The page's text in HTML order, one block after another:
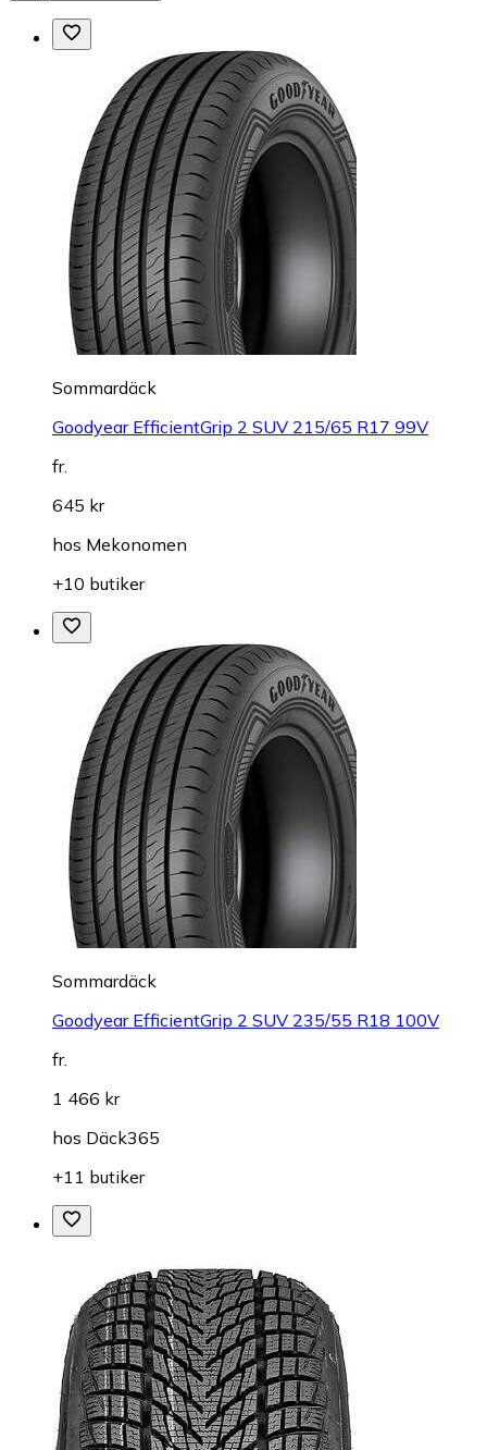
Sommardäck
Goodyear EfficientGrip 2 SUV 215/65 R17 99V
fr.
645 kr
hos Mekonomen
+10 butiker
Sommardäck
Goodyear EfficientGrip 2 SUV 235/55 R18 100V
fr.
1 466 kr
hos Däck365
+11 butiker